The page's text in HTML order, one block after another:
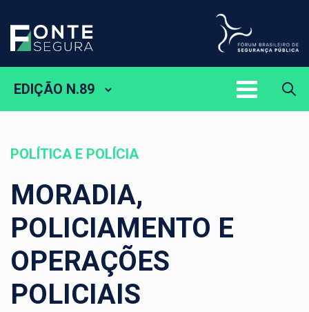
EDIÇÃO N.89
POLÍTICA E POLÍCIA
MORADIA,
POLICIAMENTO E
OPERAÇÕES
POLICIAIS